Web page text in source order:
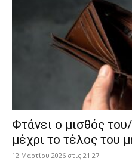
Φτάνει ο μισθός
μέχρι το τέλος του
12 Μαρτίου 2026 στις 21:27